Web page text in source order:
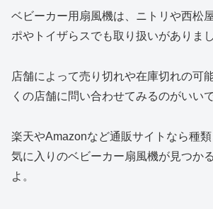
ベビーカー用扇風機は、ニトリや西松
ポやトイザらスでも取り扱いがありまし
店舗によって売り切れや在庫切れの可
くの店舗に問い合わせてみるのがいいで
楽天やAmazonなど通販サイトなら種
気に入りのベビーカー扇風機が見つか
よ。